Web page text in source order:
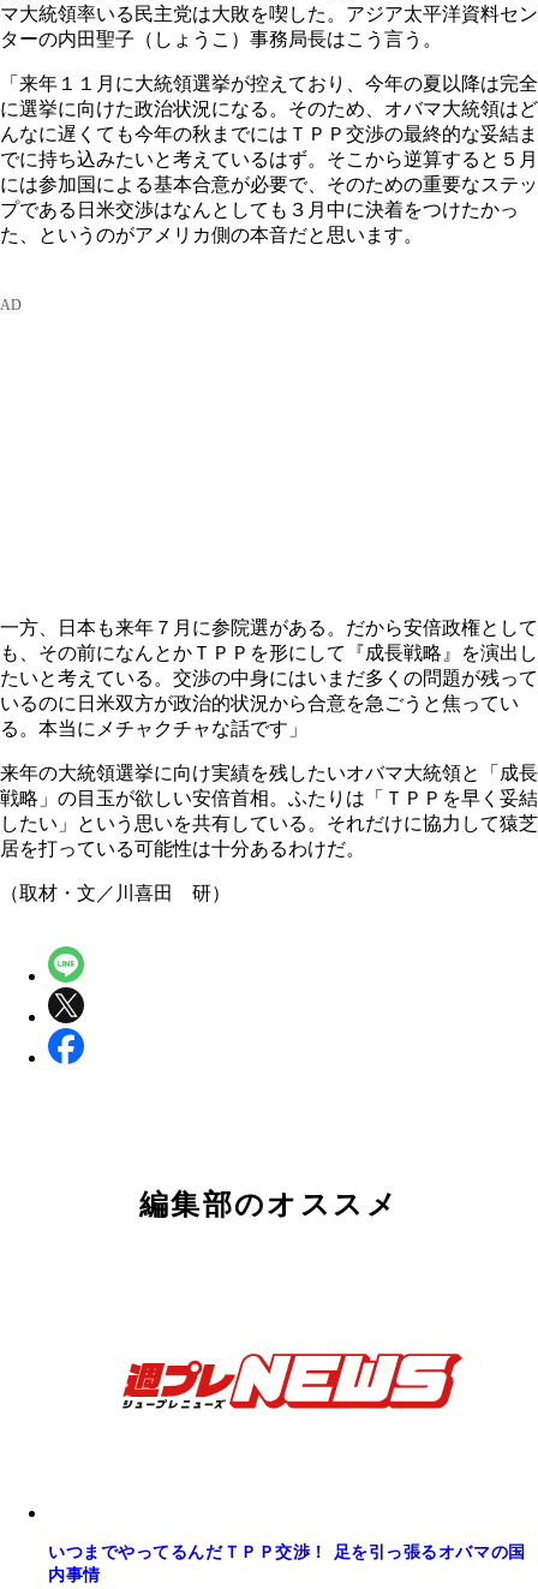
マ大統領率いる民主党は大敗を喫した。アジア太平洋資料セン
ターの内田聖子（しょうこ）事務局長はこう言う。
「来年１１月に大統領選挙が控えており、今年の夏以降は完全
に選挙に向けた政治状況になる。そのため、オバマ大統領はど
んなに遅くても今年の秋までにはＴＰＰ交渉の最終的な妥結ま
でに持ち込みたいと考えているはず。そこから逆算すると５月
には参加国による基本合意が必要で、そのための重要なステッ
プである日米交渉はなんとしても３月中に決着をつけたかっ
た、というのがアメリカ側の本音だと思います。
一方、日本も来年７月に参院選がある。だから安倍政権として
も、その前になんとかＴＰＰを形にして『成長戦略』を演出し
たいと考えている。交渉の中身にはいまだ多くの問題が残って
いるのに日米双方が政治的状況から合意を急ごうと焦ってい
る。本当にメチャクチャな話です」
来年の大統領選挙に向け実績を残したいオバマ大統領と「成長
戦略」の目玉が欲しい安倍首相。ふたりは「ＴＰＰを早く妥結
したい」という思いを共有している。それだけに協力して猿芝
居を打っている可能性は十分あるわけだ。
（取材・文／川喜田 研）
編集部のオススメ
いつまでやってるんだＴＰＰ交渉！ 足を引っ張るオバマの国
内事情